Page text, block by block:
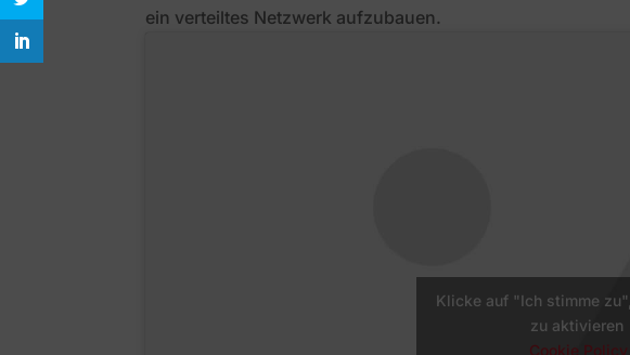
ein verteiltes Netzwerk aufzubauen.
Klicke auf "Ich stimme
zu aktivieren
Cookie Policy